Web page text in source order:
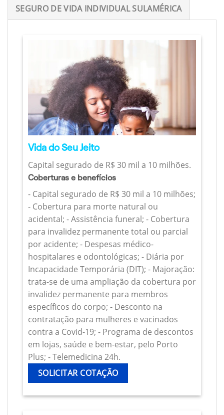
SEGURO DE VIDA INDIVIDUAL SULAMÉRICA
Vida do Seu Jeito
Capital segurado de R$ 30 mil a 10 milhões.
Coberturas e benefícios
- Capital segurado de R$ 30 mil a 10 milhões;
- Cobertura para morte natural ou
acidental; - Assistência funeral; - Cobertura
para invalidez permanente total ou parcial
por acidente; - Despesas médico-
hospitalares e odontológicas; - Diária por
Incapacidade Temporária (DIT); - Majoração:
trata-se de uma ampliação da cobertura por
invalidez permanente para membros
específicos do corpo; - Desconto na
contratação para mulheres e vacinados
contra a Covid-19; - Programa de descontos
em lojas, saúde e bem-estar, pelo Porto
Plus; - Telemedicina 24h.
SOLICITAR COTAÇÃO